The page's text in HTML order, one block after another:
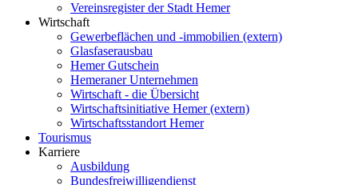
Vereinsregister der Stadt Hemer
Wirtschaft
Gewerbeflächen und -immobilien (extern)
Glasfaserausbau
Hemer Gutschein
Hemeraner Unternehmen
Wirtschaft - die Übersicht
Wirtschaftsinitiative Hemer (extern)
Wirtschaftsstandort Hemer
Tourismus
Karriere
Ausbildung
Bundesfreiwilligendienst